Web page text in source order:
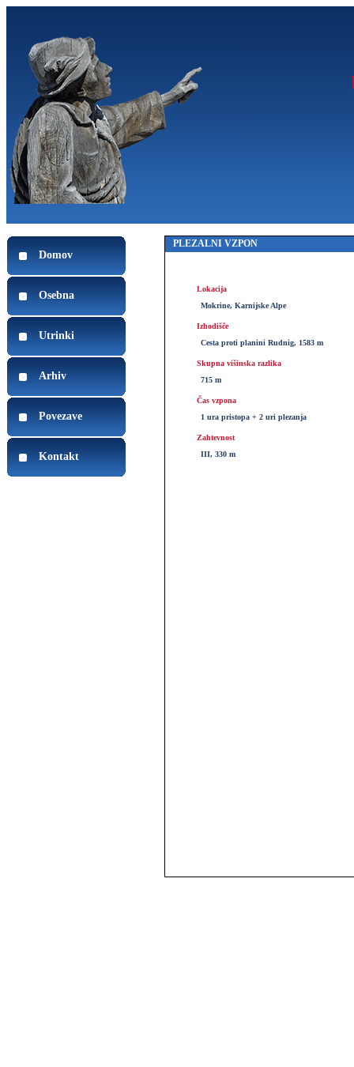
Domov
Osebna
Utrinki
Arhiv
Povezave
Kontakt
PLEZALNI VZPON
Lokacija
Mokrine, Karnijske Alpe
Izhodišče
Cesta proti planini Rudnig, 1583 m
Skupna višinska razlika
715 m
Čas vzpona
1 ura pristopa + 2 uri plezanja
Zahtevnost
III, 330 m